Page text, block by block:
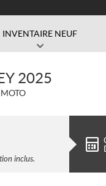
INVENTAIRE NEUF
2025
inclus.